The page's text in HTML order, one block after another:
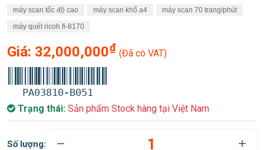
máy scan tốc độ cao
máy scan khổ a4
máy scan 70 trang/phút
máy quét ricoh fi‑8170
Giá: 32,000,000₫ (Đã có VAT)
PA03810-B051
Trạng thái: Sản phẩm Stock hàng tại Việt Nam
Số lượng: